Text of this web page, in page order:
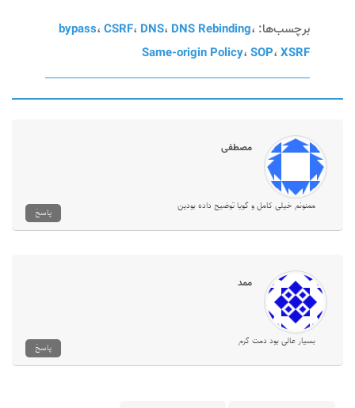
برچسب‌ها: bypass،CSRF، DNS، DNS Rebinding،
Same-origin Policy،SOP،XSRF
مصطفی
ممنونم خیلی کامل و گویا توضیح داده بودین
پاسخ
ممد
بسیار عالی بود دمت گرم
پاسخ